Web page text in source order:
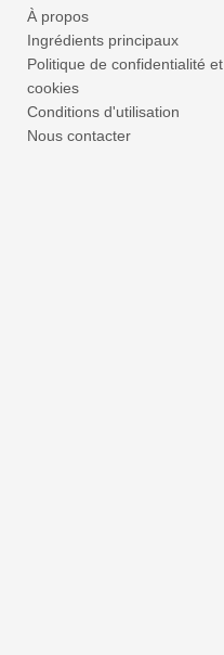
À propos
Ingrédients principaux
Politique de confidentialité et
cookies
Conditions d'utilisation
Nous contacter